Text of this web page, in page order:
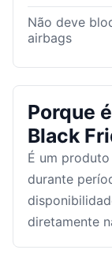
Não deve
airbags
Porque
Black
É um
durante
diretamente